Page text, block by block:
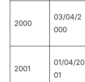
2000
03/04/2
000
2001
01/04/20
01